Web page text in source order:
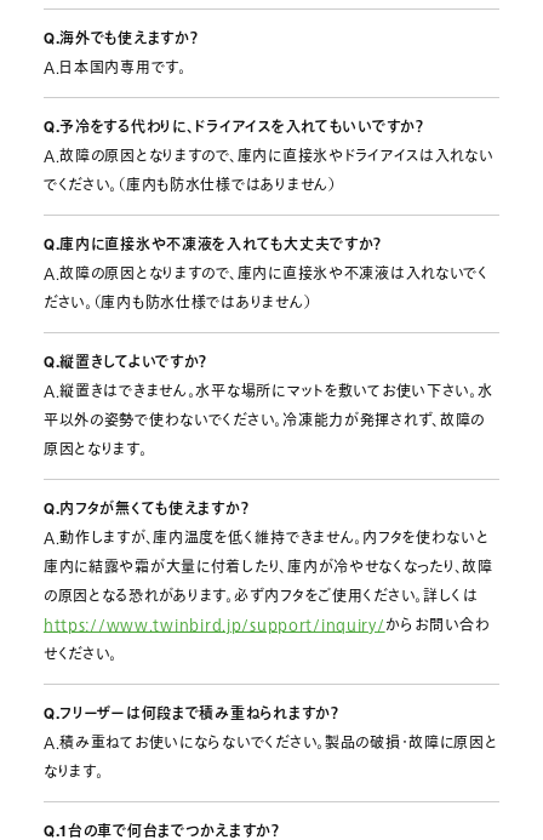
Q.海外でも使えますか？
A.日本国内専用です。
Q.予冷をする代わりに、ドライアイスを入れてもいいですか？
A.故障の原因となりますので、庫内に直接氷やドライアイスは入れない
でください。（庫内も防水仕様ではありません）
Q.庫内に直接氷や不凍液を入れても大丈夫ですか？
A.故障の原因となりますので、庫内に直接氷や不凍液は入れないでく
ださい。（庫内も防水仕様ではありません）
Q.縦置きしてよいですか？
A.縦置きはできません。水平な場所にマットを敷いてお使い下さい。水
平以外の姿勢で使わないでください。冷凍能力が発揮されず、故障の
原因となります。
Q.内フタが無くても使えますか？
A.動作しますが、庫内温度を低く維持できません。内フタを使わないと
庫内に結露や霜が大量に付着したり、庫内が冷やせなくなったり、故障
の原因となる恐れがあります。必ず内フタをご使用ください。詳しくは
https://www.twinbird.jp/support/inquiry/からお問い合わ
せください。
Q.フリーザーは何段まで積み重ねられますか？
A.積み重ねてお使いにならないでください。製品の破損・故障に原因と
なります。
Q.1台の車で何台までつかえますか？